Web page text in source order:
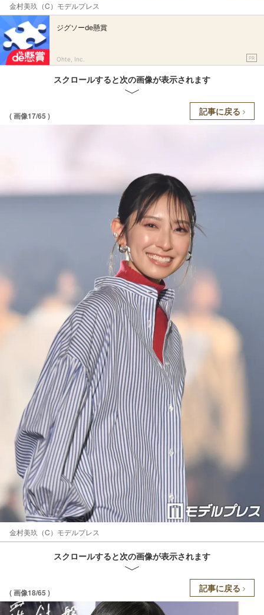
金村美玖（C）モデルプレス
ジグソーde懸賞
Ohte, Inc. PR
スクロールすると次の画像が表示されます
( 画像17/65 ) 記事に戻る
金村美玖（C）モデルプレス
スクロールすると次の画像が表示されます
( 画像18/65 ) 記事に戻る